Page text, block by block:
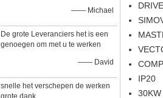
—— Michael
De grote Leveranciers het is een
genoegen om met u te werken
—— David
snelle het verschepen de werken
grote dank
DRIVE
IP20
30KW